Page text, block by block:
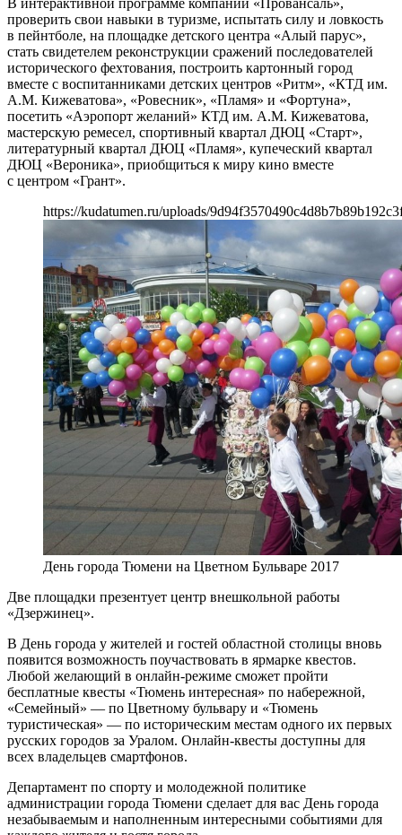
В интерактивной программе компании «Провансаль»,
проверить свои навыки в туризме, испытать силу и ловкость
в пейнтболе, на площадке детского центра «Алый парус»,
стать свидетелем реконструкции сражений последователей
исторического фехтования, построить картонный город
вместе с воспитанниками детских центров «Ритм», «КТД им.
А.М. Кижеватова», «Ровесник», «Пламя» и «Фортуна»,
посетить «Аэропорт желаний» КТД им. А.М. Кижеватова,
мастерскую ремесел, спортивный квартал ДЮЦ «Старт»,
литературный квартал ДЮЦ «Пламя», купеческий квартал
ДЮЦ «Вероника», приобщиться к миру кино вместе
с центром «Грант».
https://kudatumen.ru/uploads/
День города Тюмени на Цветном Бульваре 2017
Две площадки презентует центр внешкольной работы
«Дзержинец».
В День города у жителей и гостей областной столицы вновь
появится возможность поучаствовать в ярмарке квестов.
Любой желающий в онлайн-режиме сможет пройти
бесплатные квесты «Тюмень интересная» по набережной,
«Семейный» — по Цветному бульвару и «Тюмень
туристическая» — по историческим местам одного их первых
русских городов за Уралом. Онлайн-квесты доступны для
всех владельцев смартфонов.
Департамент по спорту и молодежной политике
администрации города Тюмени сделает для вас День города
незабываемым и наполненным интересными событиями для